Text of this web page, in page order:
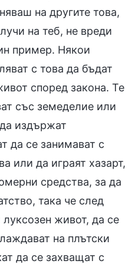
на другите това,
на теб, не вреди
пример. Някои
с това да бъдат
според закона. Те
със земеделие или
издържат
да се занимават с
или да играят хазарт,
средства, за да
така че след
живот, да се
на плътски
да се захващат с